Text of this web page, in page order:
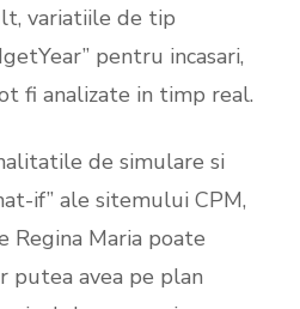
variatiile de tip
pentru incasari,
fi analizate in timp real.
de simulare si
if” ale sitemului CPM,
Regina Maria poate
putea avea pe plan